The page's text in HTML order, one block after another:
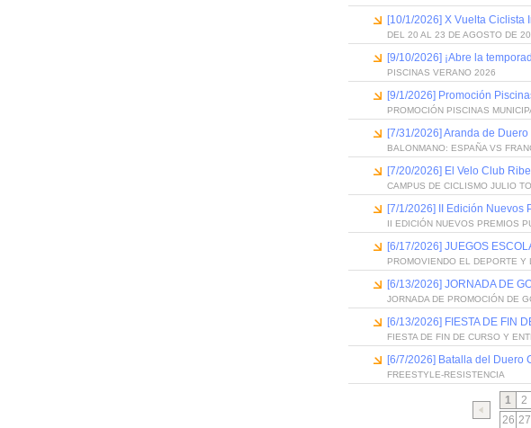
[10/1/2026] X Vuelta
DEL 20 AL 23 DE AGOSTO DE
[9/10/2026] ¡Abre la
PISCINAS VERANO 2026
[9/1/2026] Promoción
PROMOCIÓN PISCINAS
[7/31/2026] Aranda de
BALONMANO: ESPAÑA VS
[7/20/2026] El Velo Club
CAMPUS DE CICLISMO JULIO
[7/1/2026] II Edición Nuevos
II EDICIÓN NUEVOS PREMIOS
[6/17/2026] JUEGOS
PROMOVIENDO EL DEPORTE Y
[6/13/2026] JORNADA DE
JORNADA DE PROMOCIÓN DE
[6/13/2026] FIESTA DE FIN
FIESTA DE FIN DE CURSO Y
[6/7/2026] Batalla del Duero
FREESTYLE-RESISTENCIA
1 2
26 27